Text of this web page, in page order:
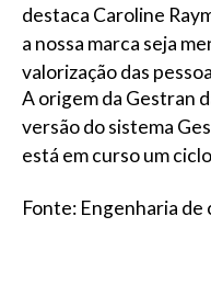
destaca Caroline
a nossa marca seja
valorização das
A origem da Gestran
versão do sistema
está em curso um
Fonte: Engenharia de